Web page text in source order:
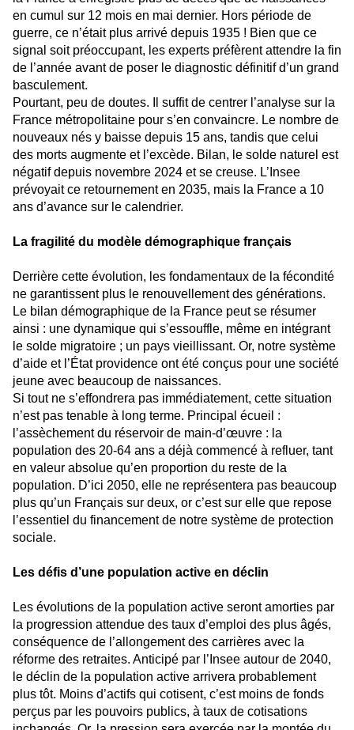
en cumul sur 12 mois en mai dernier. Hors période de
guerre, ce n’était plus arrivé depuis 1935 ! Bien que ce
signal soit préoccupant, les experts préfèrent attendre la fin
de l’année avant de poser le diagnostic définitif d’un grand
basculement.
Pourtant, peu de doutes. Il suffit de centrer l’analyse sur la
France métropolitaine pour s’en convaincre. Le nombre de
nouveaux nés y baisse depuis 15 ans, tandis que celui
des morts augmente et l’excède. Bilan, le solde naturel est
négatif depuis novembre 2024 et se creuse. L’Insee
prévoyait ce retournement en 2035, mais la France a 10
ans d’avance sur le calendrier.
La fragilité du modèle démographique français
Derrière cette évolution, les fondamentaux de la fécondité
ne garantissent plus le renouvellement des générations.
Le bilan démographique de la France peut se résumer
ainsi : une dynamique qui s’essouffle, même en intégrant
le solde migratoire ; un pays vieillissant. Or, notre système
d’aide et l’État providence ont été conçus pour une société
jeune avec beaucoup de naissances.
Si tout ne s’effondrera pas immédiatement, cette situation
n’est pas tenable à long terme. Principal écueil :
l’assèchement du réservoir de main-d’œuvre : la
population des 20-64 ans a déjà commencé à refluer, tant
en valeur absolue qu’en proportion du reste de la
population. D’ici 2050, elle ne représentera pas beaucoup
plus qu’un Français sur deux, or c’est sur elle que repose
l’essentiel du financement de notre système de protection
sociale.
Les défis d’une population active en déclin
Les évolutions de la population active seront amorties par
la progression attendue des taux d’emploi des plus âgés,
conséquence de l’allongement des carrières avec la
réforme des retraites. Anticipé par l’Insee autour de 2040,
le déclin de la population active arrivera probablement
plus tôt. Moins d’actifs qui cotisent, c’est moins de fonds
perçus par les pouvoirs publics, à taux de cotisations